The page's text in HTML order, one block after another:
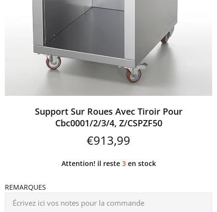
Support Sur Roues Avec Tiroir Pour
Cbc0001/2/3/4, Z/CSPZF50
€913,99
Attention! il reste 3en stock
REMARQUES